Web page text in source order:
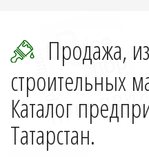
Продажа,
строительных
Каталог
Татарстан.